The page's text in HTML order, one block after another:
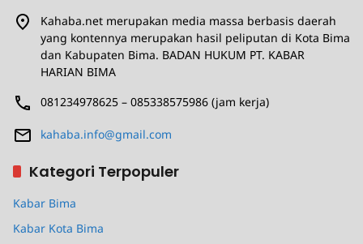
Kahaba.net merupakan media massa berbasis daerah
yang kontennya merupakan hasil peliputan di Kota Bima
dan Kabupaten Bima. BADAN HUKUM PT. KABAR
HARIAN BIMA
081234978625 – 085338575986 (jam kerja)
kahaba.info@gmail.com
Kategori Terpopuler
Kabar Bima
Kabar Kota Bima